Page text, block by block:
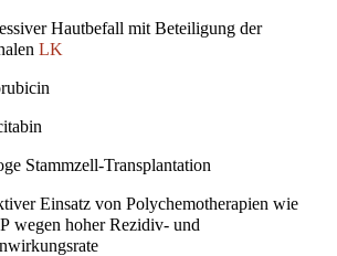
Hautbefall mit Beteiligung der
LK
Stammzell-Transplantation
Einsatz von Polychemotherapien wie
wegen hoher Rezidiv- und